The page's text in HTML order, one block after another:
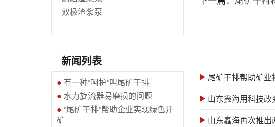
尾矿干排帮助矿业
山东鑫海用科技
山东鑫海再次推出
双极渣浆泵
新闻列表
● 有一种“呵护”叫尾矿干排
● 水力旋流器易磨损的问题
● “尾矿干排”帮助企业实现绿色开
矿